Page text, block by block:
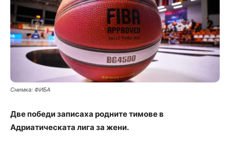
Снимка: ФИБА
Две победи записаха родните тимове в
Aдриатическата лига за жени.